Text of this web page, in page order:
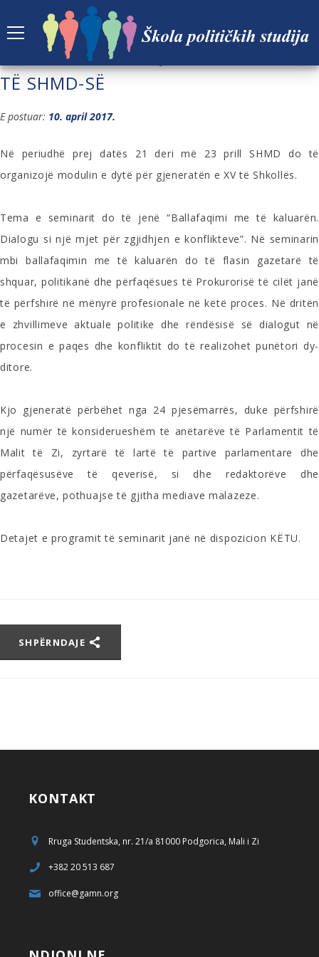
SEMINARI DYTË I GJENERATËS SË XV
TË SHMD-SË
E postuar: 10. april 2017.
Në periudhë prej datës 21 deri më 23 prill SHMD do të
organizojë modulin e dytë për gjeneratën e XV të Shkollës.
Tema e seminarit do të jenë “Ballafaqimi me të kaluarën.
Dialogu si një mjet për zgjidhjen e konflikteve”. Në seminarin
mbi ballafaqimin me të kaluarën do të flasin gazetarë të
shquar, politikanë dhe përfaqësues të Prokurorisë të cilët janë
të përfshirë në mënyrë profesionale në këtë proces. Në dritën
e zhvillimeve aktuale politike dhe rëndësisë së dialogut në
procesin e paqes dhe konfliktit do të realizohet punëtori dy-
ditore.
Kjo gjeneratë përbëhet nga 24 pjesëmarrës, duke përfshirë
një numër të konsiderueshëm të anëtarëve të Parlamentit të
Malit të Zi, zyrtarë të lartë të partive parlamentare dhe
përfaqësusëve të qeverisë, si dhe redaktorëve dhe
gazetarëve, pothuajse të gjitha mediave malazeze.
Detajet e programit të seminarit janë në dispozicion KËTU.
SHPËRNDAJE
KONTAKT
Rruga Studentska, nr. 21/a 81000 Podgorica, Mali i Zi
+382 20 513 687
office@gamn.org